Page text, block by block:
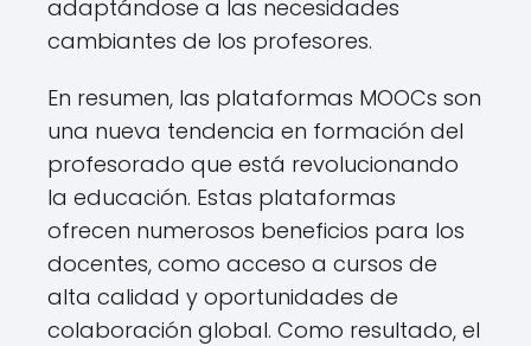
adaptándose a las necesidades
cambiantes de los profesores.
En resumen, las plataformas MOOCs son
una nueva tendencia en formación del
profesorado que está revolucionando
la educación. Estas plataformas
ofrecen numerosos beneficios para los
docentes, como acceso a cursos de
alta calidad y oportunidades de
colaboración global. Como resultado, el